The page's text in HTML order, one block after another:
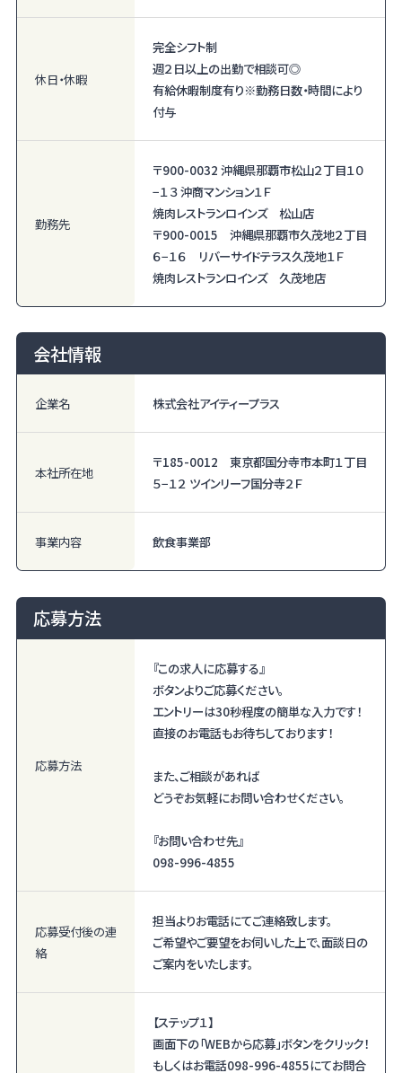
休日・休暇
完全シフト制
週２日以上の出勤で相談可◎
有給休暇制度有り※勤務日数・時間により
付与
勤務先
〒900-0032 沖縄県那覇市松山２丁目１０
−１３ 沖商マンション１Ｆ
焼肉レストランロインズ 松山店
〒900-0015 沖縄県那覇市久茂地２丁目
６−１６ リバーサイドテラス久茂地１Ｆ
焼肉レストランロインズ 久茂地店
会社情報
企業名 株式会社アイティープラス
本社所在地
〒185-0012 東京都国分寺市本町１丁目
５−１２ ツインリーフ国分寺２Ｆ
事業内容 飲食事業部
応募方法
応募方法
『この求人に応募する』
ボタンよりご応募ください。
エントリーは30秒程度の簡単な入力です！
直接のお電話もお待ちしております！
また、ご相談があれば
どうぞお気軽にお問い合わせください。
『お問い合わせ先』
098-996-4855
応募受付後の連
絡
担当よりお電話にてご連絡致します。
ご希望やご要望をお伺いした上で、面談日の
ご案内をいたします。
【ステップ１】
画面下の「WEBから応募」ボタンをクリック！
もしくはお電話098-996-4855にてお問合